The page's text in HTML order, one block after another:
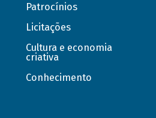
Patrocínios
Licitações
Cultura e economia
criativa
Conhecimento